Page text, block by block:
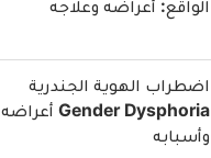
الواقع: أعراضه وعلاجه
اضطراب الهوية الجندرية
Gender Dysphoria أعراضه
وأسبابه